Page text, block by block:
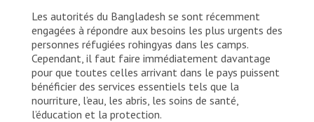
Les autorités du Bangladesh se sont récemment
engagées à répondre aux besoins les plus urgents des
personnes réfugiées rohingyas dans les camps.
Cependant, il faut faire immédiatement davantage
pour que toutes celles arrivant dans le pays puissent
bénéficier des services essentiels tels que la
nourriture, l’eau, les abris, les soins de santé,
l’éducation et la protection.